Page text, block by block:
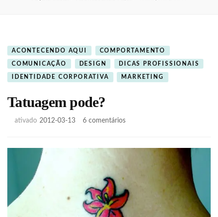
ACONTECENDO AQUI COMPORTAMENTO
COMUNICAÇÃO DESIGN DICAS PROFISSIONAIS
IDENTIDADE CORPORATIVA MARKETING
Tatuagem pode?
ativado 2012-03-13 6 comentáriosem